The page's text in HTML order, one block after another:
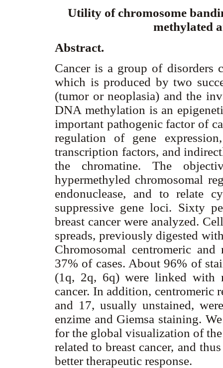
Utility of chromosome
methylated
Abstract.
Cancer is a group of disorders
which is produced by two
(tumor or neoplasia) and the
DNA methylation is an
important pathogenic factor of
regulation of gene
transcription factors, and
the chromatine. The
hypermethyled chromosomal
endonuclease, and to relate
suppressive gene loci. Sixty
breast cancer were analyzed.
spreads, previously digested
Chromosomal centromeric
37% of cases. About 96% of
(1q, 2q, 6q) were linked with
cancer. In addition, centromeric
and 17, usually unstained,
enzime and Giemsa staining.
for the global visualization of
related to breast cancer, and
better therapeutic response.